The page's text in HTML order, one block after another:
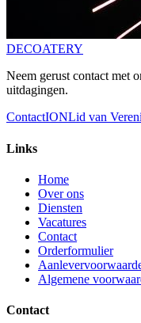
DECOATERY
Neem gerust contact met
uitdagingen.
ContactIONLid van
Links
Home
Over ons
Diensten
Vacatures
Contact
Orderformulier
Algemene
Contact